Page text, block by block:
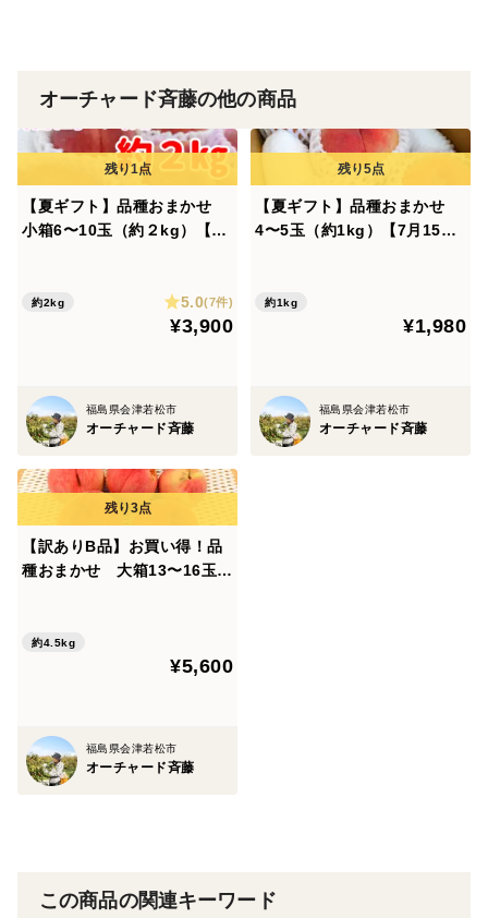
贈答用としても好評をいただいております。
＜産地の特徴＞
会津盆地は気温の寒暖差が大きく、美味しい果物が育ち
ます。
＜品種など＞
会津みしらず柿（たねなし柿です）
出荷日より２週間程度
＜クール便＞
３月〜１０月
※商品画像はイメージです。デザインが変更になる場合
オーチャード斉藤の他の商品
【夏ギフト】品種おまかせ
小箱6〜10玉（約２kg）【7
約2kg 5.0(7件)
¥3,900
福島県会津若松市
オーチャード斉藤
【夏ギフト】品種おまかせ
4〜5玉（約1kg）【7月15日
約1kg
¥1,980
福島県会津若松市
オーチャード斉藤
【訳ありB品】お買い得！品
種おまかせ 大箱13〜16玉
約4.5kg
¥5,600
福島県会津若松市
オーチャード斉藤
この商品の関連キーワード